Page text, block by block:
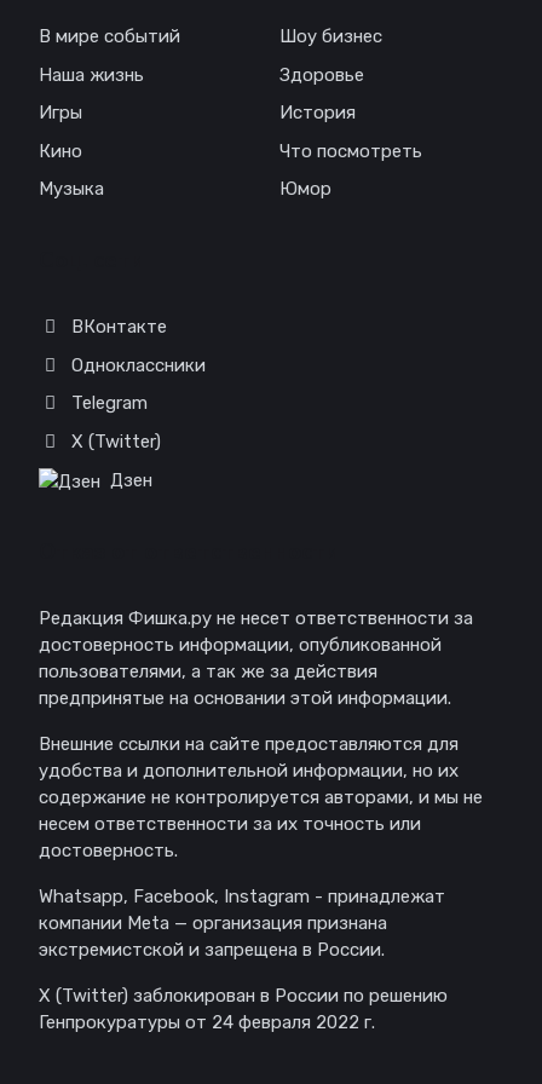
В мире событий
Наша жизнь
Игры
Кино
Музыка
Шоу бизнес
Здоровье
История
Что посмотреть
Юмор
ВКонтакте
Одноклассники
Telegram
X (Twitter)
Дзен
Редакция Фишка.ру не несет ответственности за
достоверность информации, опубликованной
пользователями, а так же за действия
предпринятые на основании этой информации.
Внешние ссылки на сайте предоставляются для
удобства и дополнительной информации, но их
содержание не контролируется авторами, и мы не
несем ответственности за их точность или
достоверность.
Whatsapp, Facebook, Instagram - принадлежат
компании Meta — организация признана
экстремистской и запрещена в России.
X (Twitter) заблокирован в России по решению
Генпрокуратуры от 24 февраля 2022 г.